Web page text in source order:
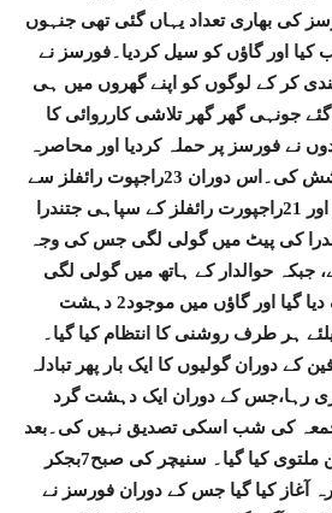
کی بھاری تعداد یہاں گئی تھی جنہوں
اور گاؤں کو سیل کردیا۔فورسز نے
کر کے لوگوں کو اپنے گھروں میں ہی
جونہی گھر گھر تلاشی کارروائی کا
نے فورسز پر حملہ کردیا اور محاصرہ
توڑ کر فرار ہونے کی کوشش کی۔اس دوران 23راجپوت رائفلز سے
وابستہ حوالدار انیل کمار اور 21راجپورت رائفلز کے سپاہی جتندرا
کی پیٹ میں گولی لگی جس کی وجہ
حوالدار کے ہاتھ میں گولی لگی
تھی۔چنانچہ آپریشن روک دیا گیا اور گاؤں میں موجود2 دہشت
ہر طرف روشنی کا انتظام کیا گیا۔
10بجے طرفین کے دوران گولیوں کا ایک بار پھر تبادلہ
رہا،جس کے دوران ایک دہشت گرد
جمعہ کی شب اسکی تصدیق نہیں کی۔بعد
میں رات بھر کیلئے آپریشن ملتوی کیا گیا۔ سنیچر کی صبح7بجکر
آغاز کیا گیا جس کے دوران فورسز نے